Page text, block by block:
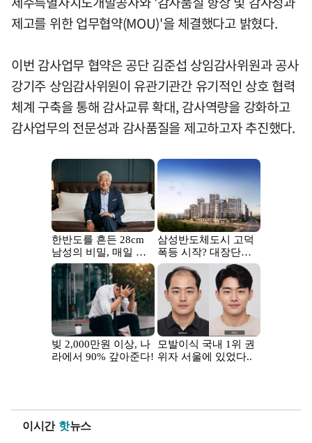
제고를 위한 업무협약(MOU)'을 체결했다고 밝혔다.
이번 감사업무 협약은 공단 김준섭 상임감사위원과 공사
강기주 상임감사위원이 유관기관간 유기적인 상호 협력
체계 구축을 통해 감사교류 확대, 감사역량을 강화하고
감사업무의 전문성과 감사품질을 제고하고자 추진했다.
이시간 핫뉴스